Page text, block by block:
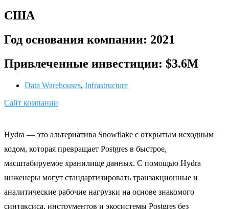
США
Год основания компании: 2021
Привлеченные инвестиции: $3.6M
Data Warehouses, Infrastructure
Сайт компании
Hydra — это альтернатива Snowflake с открытым исходным
кодом, которая превращает Postgres в быстрое,
масштабируемое хранилище данных. С помощью Hydra
инженеры могут стандартизировать транзакционные и
аналитические рабочие нагрузки на основе знакомого
синтаксиса, инструментов и экосистемы Postgres без